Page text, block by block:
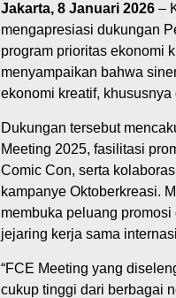
Jakarta, 8 Januari 2026–
mengapresiasi dukungan
program prioritas ekonomi
menyampaikan bahwa
ekonomi kreatif,
Dukungan tersebut
Meeting 2025, fasilitasi
Comic Con, serta
kampanye Oktoberkreasi.
membuka peluang
jejaring kerja sama
“FCE Meeting yang
cukup tinggi dari berbagai